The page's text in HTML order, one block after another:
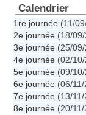
Calendrier
1re journée (11/
2e journée (18/
3e journée (25/
4e journée (02/
5e journée (09/
6e journée (06/
7e journée (13/
8e journée (20/